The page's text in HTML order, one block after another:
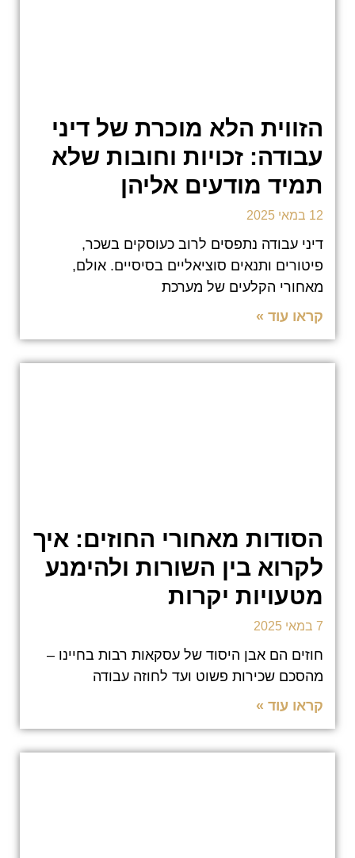
הזווית הלא מוכרת של דיני
עבודה: זכויות וחובות שלא
תמיד מודעים אליהן
12 במאי 2025
דיני עבודה נתפסים לרוב כעוסקים בשכר,
פיטורים ותנאים סוציאליים בסיסיים. אולם,
מאחורי הקלעים של מערכת
קראו עוד »
הסודות מאחורי החוזים: איך
לקרוא בין השורות ולהימנע
מטעויות יקרות
7 במאי 2025
חוזים הם אבן היסוד של עסקאות רבות בחיינו –
מהסכם שכירות פשוט ועד לחוזה עבודה
קראו עוד »